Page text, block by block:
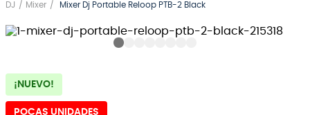
DJ Mixer Mixer Dj Portable Reloop PTB-2 Black
¡NUEVO!
POCAS UNIDADES
guitarra electrica
.
bajo
4.
pioneerdj
5.
amplificador